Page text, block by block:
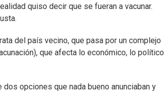
quiso decir que se fueran a vacunar.
del país vecino, que pasa por un complejo
que afecta lo económico, lo político
opciones que nada bueno anunciaban y